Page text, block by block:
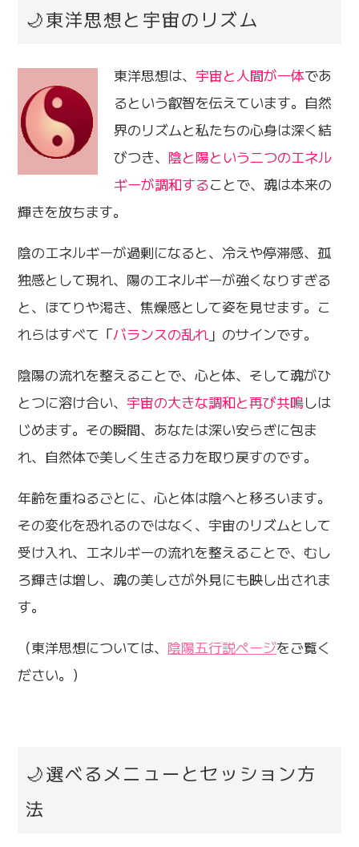
🌙東洋思想と宇宙のリズム
東洋思想は、宇宙と人間が一体であ
るという叡智を伝えています。自然
界のリズムと私たちの心身は深く結
びつき、 陰と陽という二つのエネル
ギーが調和することで、魂は本来の
輝きを放ちます。
陰のエネルギーが過剰になると、冷えや停滞感、孤
独感として現れ、陽のエネルギーが強くなりすぎる
と、ほてりや渇き、焦燥感として姿を見せます。こ
れらはすべて「バランスの乱れ 」のサインです。
陰陽の流れを整えることで、心と体、そして魂がひ
とつに溶け合い、宇宙の大きな調和と再び共鳴しは
じめます。その瞬間、あなたは深い安らぎに包ま
れ、自然体で美しく生きる力を取り戻すのです。
年齢を重ねるごとに、心と体は陰へと移ろいます。
その変化を恐れるのではなく、宇宙のリズムとして
受け入れ、エネルギーの流れを整えることで、むし
ろ輝きは増し、魂の美しさが外見にも映し出されま
す。
（東洋思想については、 陰陽五行説ページをご覧く
ださい。）
🌙選べるメニューとセッション方
法